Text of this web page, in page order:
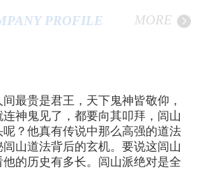
PROFILE MORE
最贵是君王，天下鬼神皆敬仰，
神鬼见了，都要向其叩拜，闾山
？他真有传说中那么高强的道法
山道法背后的玄机。要说这闾山
的历史有多长。闾山派绝对是全